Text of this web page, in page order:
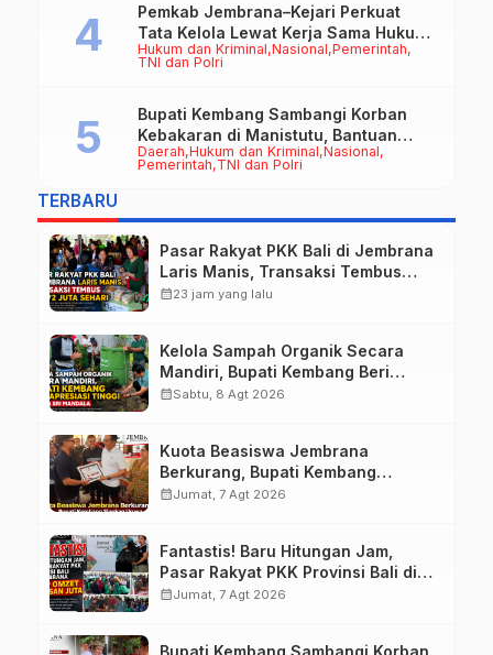
Hukum dan Kriminal Nasional Pemerintah
TNI dan Polri
Pemkab Jembrana–Kejari Perkuat
Tata Kelola Lewat Kerja Sama Hukum
Datun
Daerah Hukum dan Kriminal Nasional
Pemerintah TNI dan Polri
Bupati Kembang Sambangi Korban
Kebakaran di Manistutu, Bantuan
Disalurkan untuk Ringankan Beban
TERBARU
Pasar Rakyat PKK Bali di Jembrana
Laris Manis, Transaksi Tembus
Rp.672 Juta Sehari
calendar_month23 jam yang lalu
Kelola Sampah Organik Secara
Mandiri, Bupati Kembang Beri
Apresiasi Tinggi Warga Sri
calendar_monthSabtu, 8 Agt 2026
Kuota Beasiswa Jembrana
Berkurang, Bupati Kembang
Siapkan Upaya Penambahan di
calendar_monthJumat, 7 Agt 2026
Fantastis! Baru Hitungan Jam,
Pasar Rakyat PKK Provinsi Bali di
Jembrana Raup Omzet Ratusan
calendar_monthJumat, 7 Agt 2026
Bupati Kembang Sambangi Korban